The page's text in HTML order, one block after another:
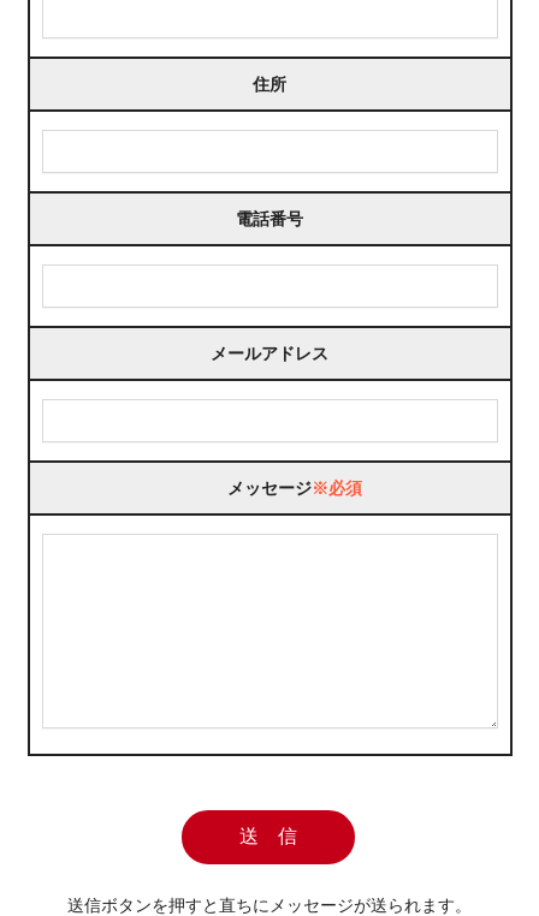
住所
電話番号
メールアドレス
メッセージ※必須
送信ボタンを押すと直ちにメッセージが送られます。